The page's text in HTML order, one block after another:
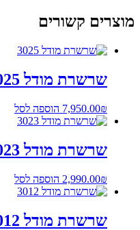
מוצרים קשורים
שרשרת מודל 3025
7,950.00₪ הוספה לסל
שרשרת מודל 3023
2,990.00₪ הוספה לסל
שרשרת מודל 3012